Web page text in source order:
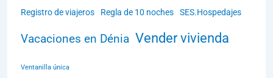
Registro de viajeros Regla de 10 noches SES.Hospedajes
Vacaciones en Dénia Vender vivienda
Ventanilla única